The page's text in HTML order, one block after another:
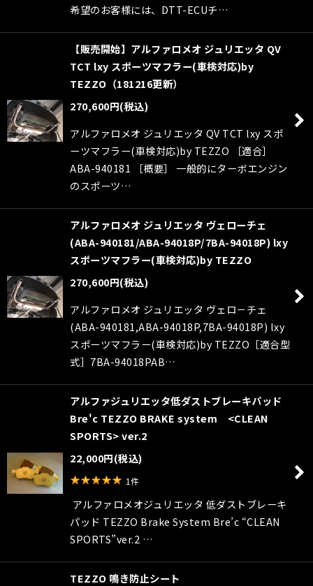
希望のお客様には、DTT-ECUチ…
【販売開始】アルファロメオ ジュリエッタ QV
TCT lxy スポーツマフラー(車検対応)by
TEZZO（181216更新）
270,600円(税込)
アルファロメオ ジュリエッタ QV TCT lxy スポ
ーツマフラー(車検対応)by TEZZO ［適合］
ABA-940181 ［概要］ 一般的にターボエンジン
のスポーツ…
アルファロメオ ジュリエッタ ヴェローチェ
(ABA-940181/ABA-94018P/7BA-94018P) lxy
スポーツマフラー(車検対応)by TEZZO
270,600円(税込)
アルファロメオ ジュリエッタ ヴェロ－チェ
(ABA-940181,ABA-94018P,7BA-94018P) lxy
スポーツマフラー(車検対応)by TEZZO［適合型
式］7BA-94018PAB…
アルファジュリエッタ低ダストブレーキパッド
Bre'c TEZZO BRAKE system <CLEAN
SPORTS> ver.2
22,000円(税込)
1件
アルファロメオジュリエッタ 低ダストブレーキ
パッド TEZZO Brake System Bre’c “CLEAN
SPORTS”ver.2 …
TEZZO 鳴き防止シート